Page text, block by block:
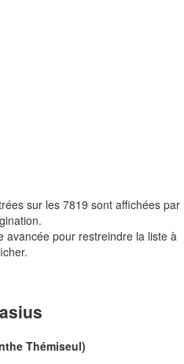
sur les 7819 sont affichées par
avancée pour restreindre la liste à
Thémiseul)